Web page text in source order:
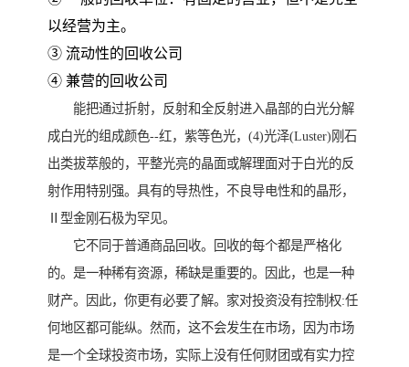
以经营为主。
③ 流动性的回收公司
④ 兼营的回收公司
能把通过折射，反射和全反射进入晶部的白光分解
成白光的组成颜色--红，紫等色光，(4)光泽(Luster)刚石
出类拔萃般的，平整光亮的晶面或解理面对于白光的反
射作用特别强。具有的导热性，不良导电性和的晶形，
Ⅱ型金刚石极为罕见。
它不同于普通商品回收。回收的每个都是严格化
的。是一种稀有资源，稀缺是重要的。因此，也是一种
财产。因此，你更有必要了解。家对投资没有控制权:任
何地区都可能纵。然而，这不会发生在市场，因为市场
是一个全球投资市场，实际上没有任何财团或有实力控